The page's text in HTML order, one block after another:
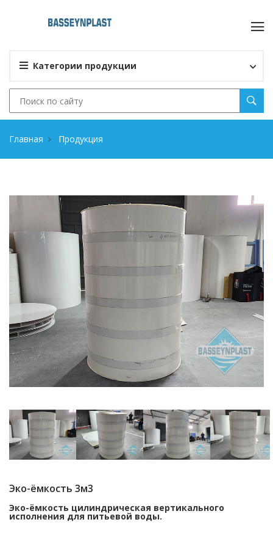
Категории продукции
Главная Продукция
Эко-ёмкость 3м3
Эко-ёмкость цилиндрическая вертикального
исполнения для питьевой воды.